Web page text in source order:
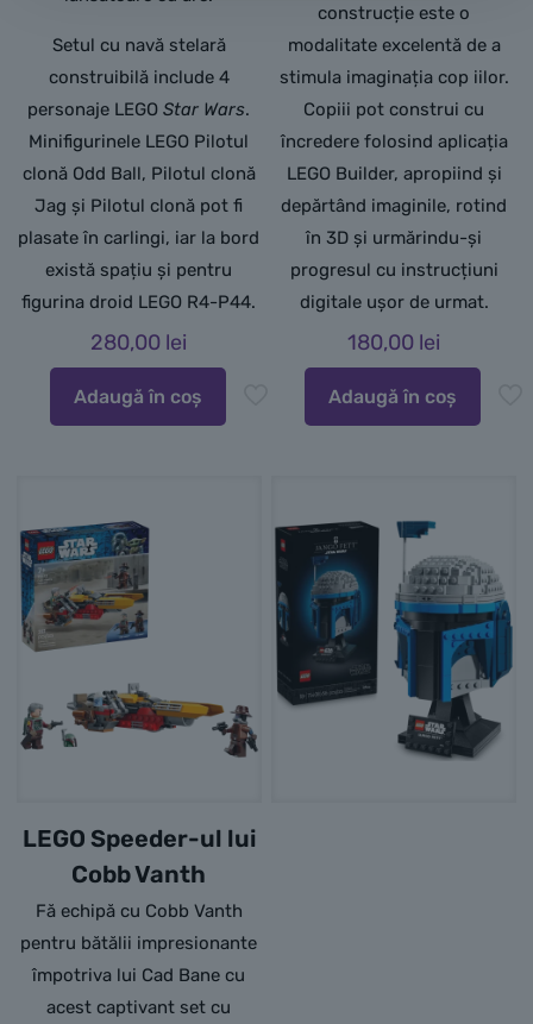
Setul cu navă stelară
construibilă include 4
personaje LEGOStar Wars.
Minifigurinele LEGO Pilotul
clonă Odd Ball, Pilotul clonă
Jag și Pilotul clonă pot fi
plasate în carlingi, iar la bord
există spațiu și pentru
figurina droid LEGO R4-P44.
280,00 lei
Adaugă în coș
construcție este o
modalitate excelentă de a
stimula imaginația cop iilor.
Copiii pot construi cu
încredere folosind aplicația
LEGO Builder, apropiind și
depărtând imaginile, rotind
în 3D și urmărindu-și
progresul cu instrucțiuni
digitale ușor de urmat.
180,00 lei
Adaugă în coș
LEGO Speeder-ul lui
Cobb Vanth
Fă echipă cu Cobb Vanth
pentru bătălii impresionante
împotriva lui Cad Bane cu
acest captivant set cu